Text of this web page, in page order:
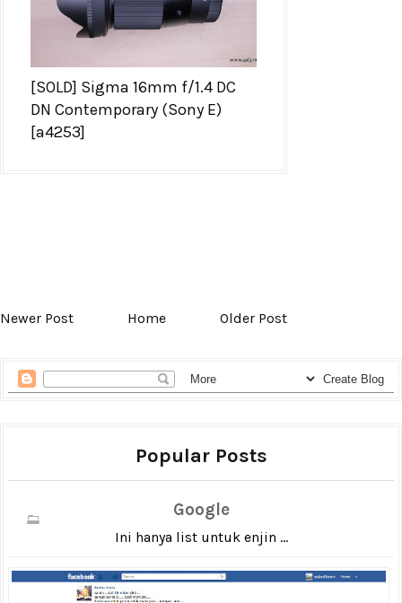
[SOLD] Sigma 16mm f/1.4 DC
DN Contemporary (Sony E)
[a4253]
Newer Post Home Older Post
Popular Posts
Google
Ini hanya list untuk enjin ...